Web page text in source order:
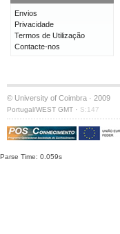
Envios
Privacidade
Termos de Utilização
Contacte-nos
© University of Coimbra · 2009
Portugal/WEST GMT · S:147
Parse Time: 0.059s